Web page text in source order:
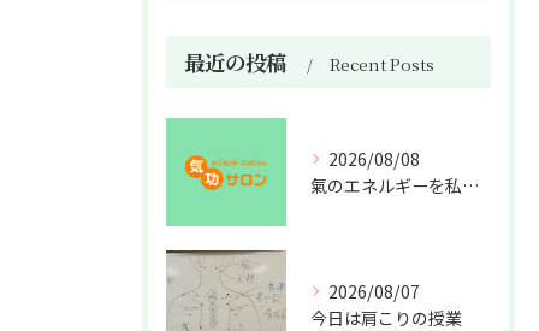
最近の投稿 Recent Posts
2026/08/08
氣のエネルギーを私利私欲のために使うな
2026/08/07
今日は肩こりの授業